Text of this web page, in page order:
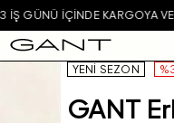
GÜNÜ IÇINDE KARGOYA
YENİ SEZON
GANT